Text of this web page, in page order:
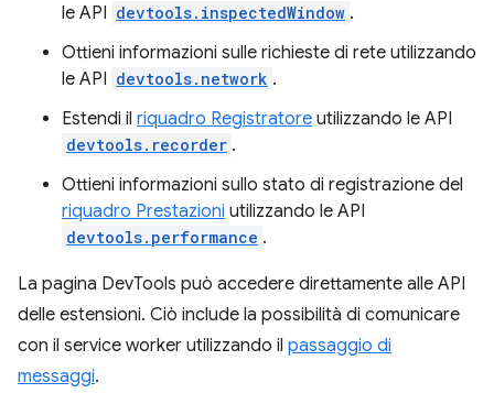
le API devtools.inspectedWindow .
Ottieni informazioni sulle richieste di rete utilizzando
le API devtools.network .
Estendi il riquadro Registratore utilizzando le API
devtools.recorder .
Ottieni informazioni sullo stato di registrazione del
riquadro Prestazioni utilizzando le API
devtools.performance .
La pagina DevTools può accedere direttamente alle API
delle estensioni. Ciò include la possibilità di comunicare
con il service worker utilizzando il passaggio di
messaggi.